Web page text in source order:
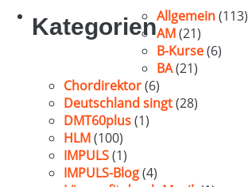
KategorienAllgemein(113)
AM(21)
B-Kurse(6)
BA(21)
Chordirektor(6)
Deutschland singt(28)
DMT60plus(1)
HLM(100)
IMPULS(1)
IMPULS-Blog(4)